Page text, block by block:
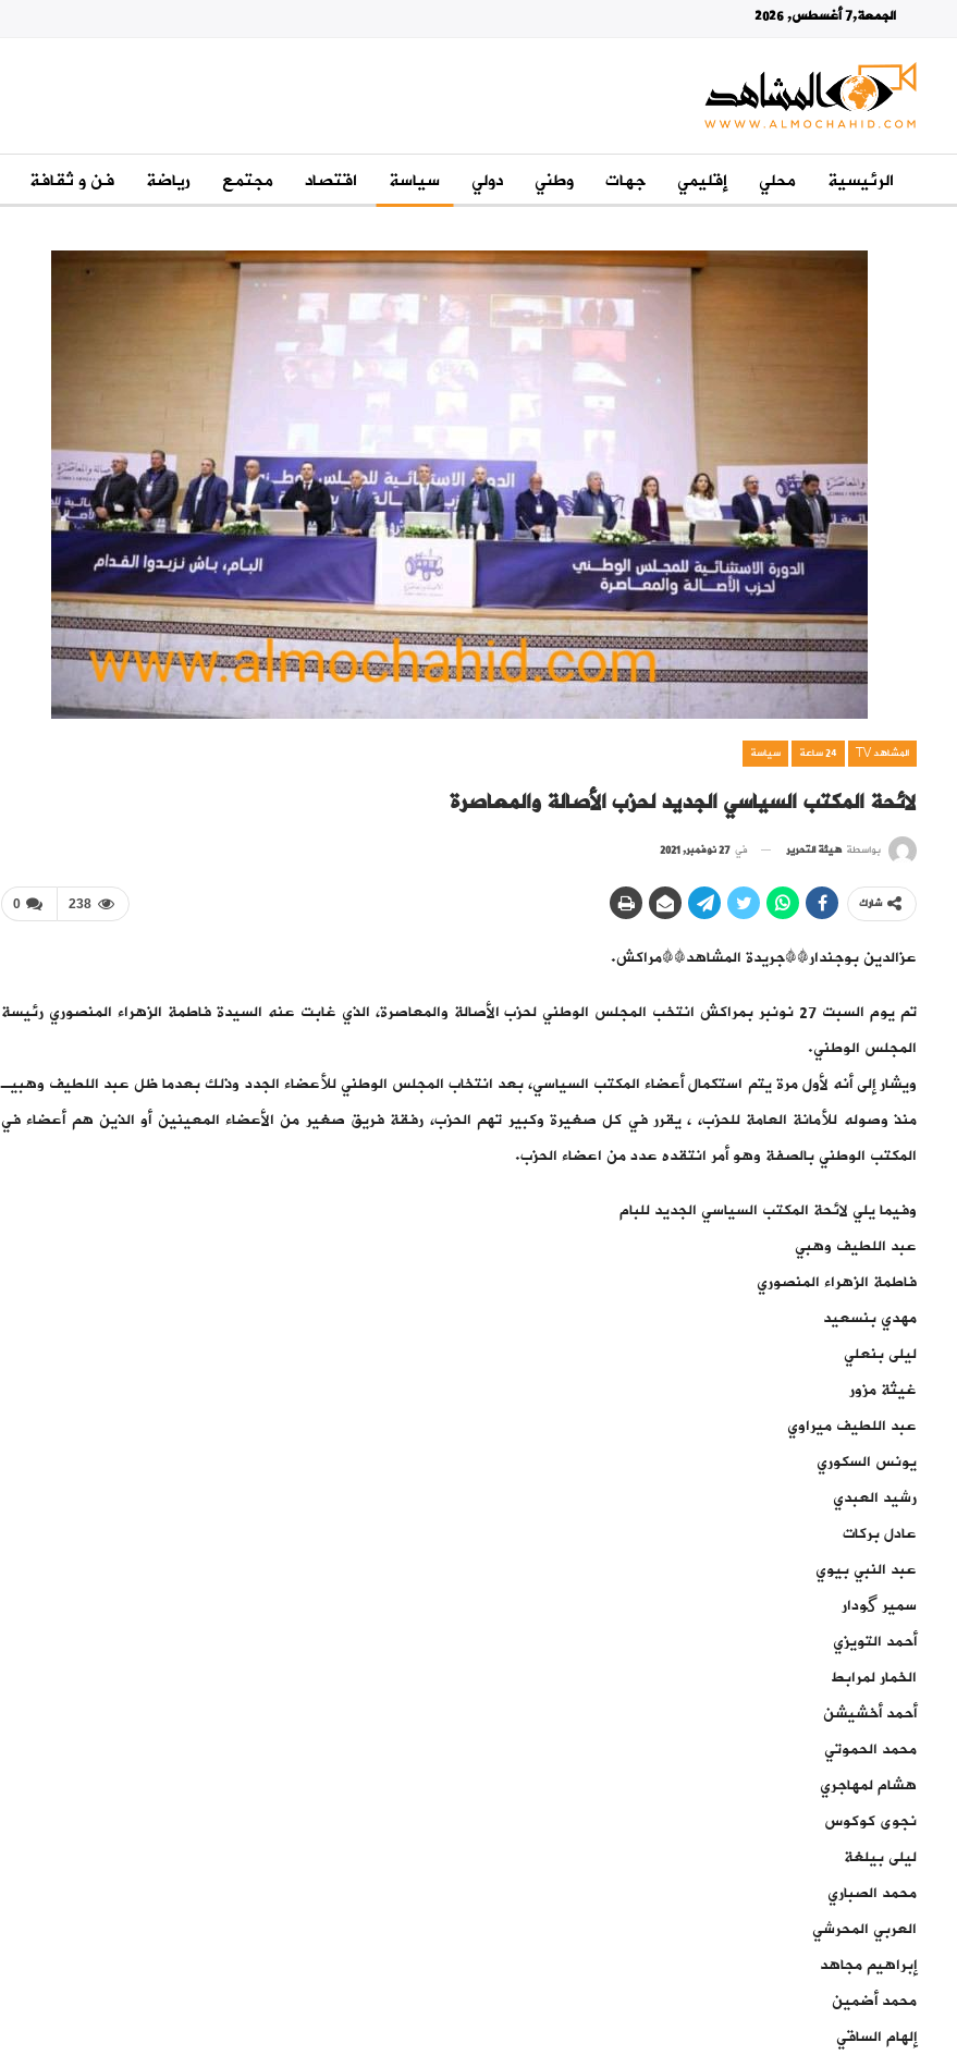
الجمعة,7 أغسطس, 2026
الرئيسية محلي إقليمي جهات وطني دولي سياسة اقتصاد مجتمع رياضة فن و ثقافة
المشاهد TV 24 ساعة سياسة
لائحة المكتب السياسي الجديد لحزب الأصالة والمعاصرة
بواسطة هيئة التحرير في 27 نوفمبر, 2021
0 238 شارك
عزالدين بوجندار##جريدة المشاهد##مراكش.
تم يوم السبت 27 نونبر بمراكش انتخب المجلس الوطني لحزب الأصالة والمعاصرة، الذي غابت عنه السيدة فاطمة الزهراء المنصوري رئيسة
المجلس الوطني.
ويشار إلى أنه لأول مرة يتم استكمال أعضاء المكتب السياسي، بعد انتخاب المجلس الوطني للأعضاء الجدد وذلك بعدما ظل عبد اللطيف وهبيـ
منذ وصوله للأمانة العامة للحزب، ، يقرر في كل صغيرة وكبير تهم الحزب، رفقة فريق صغير من الأعضاء المعينين أو الذين هم أعضاء في
المكتب الوطني بالصفة وهو أمر انتقده عدد من اعضاء الحزب.
وفيما يلي لائحة المكتب السياسي الجديد للبام
عبد اللطيف وهبي
فاطمة الزهراء المنصوري
مهدي بنسعيد
ليلى بنعلي
غيثة مزور
عبد اللطيف ميراوي
يونس السكوري
رشيد العبدي
عادل بركات
عبد النبي بيوي
سمير گودار
أحمد التويزي
الخمار لمرابط
أحمد أخشيشن
محمد الحموتي
هشام لمهاجري
نجوى كوكوس
ليلى بيلغة
محمد الصباري
العربي المحرشي
إبراهيم مجاهد
محمد أضمين
إلهام الساقي